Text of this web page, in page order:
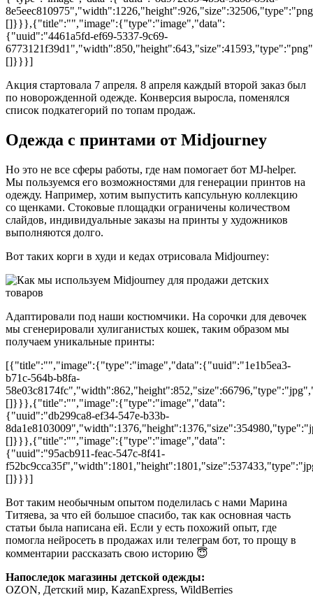
[]}}},{"title":"","image":{"type":"image","data":
{"uuid":"4461a5fd-ef69-5337-9c69-
[]}}}]
Акция стартовала 7 апреля. 8 апреля каждый второй заказ был
по новорожденной одежде. Конверсия выросла, поменялся
список подкатегорий по топам продаж.
Одежда с принтами от Midjourney
Но это не все сферы работы, где нам помогает бот MJ-helper.
Мы пользуемся его возможностями для генерации принтов на
одежду. Например, хотим выпустить капсульную коллекцию
со щенками. Стоковые площадки ограничены количеством
слайдов, индивидуальные заказы на принты у художников
выполняются долго.
Вот таких корги в худи и кедах отрисовала Midjourney:
Адаптировали под наши костюмчики. На сорочки для девочек
мы сгенерировали хулиганистых кошек, таким образом мы
получаем уникальные принты:
[{"title":"","image":{"type":"image","data":{"uuid":"1e1b5ea3-
b71c-564b-b8fa-
[]}}},{"title":"","image":{"type":"image","data":
{"uuid":"db299ca8-ef34-547e-b33b-
[]}}},{"title":"","image":{"type":"image","data":
{"uuid":"95acb911-feac-547c-8f41-
[]}}}]
Вот таким необычным опытом поделилась с нами Марина
Титяева, за что ей большое спасибо, так как основная часть
статьи была написана ей. Если у есть похожий опыт, где
помогла нейросеть в продажах или телеграм бот, то прощу в
комментарии рассказать свою историю 😇
Напоследок магазины детской одежды:
OZON, Детский мир, KazanExpress, WildBerries